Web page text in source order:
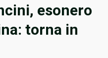
esonero
torna in